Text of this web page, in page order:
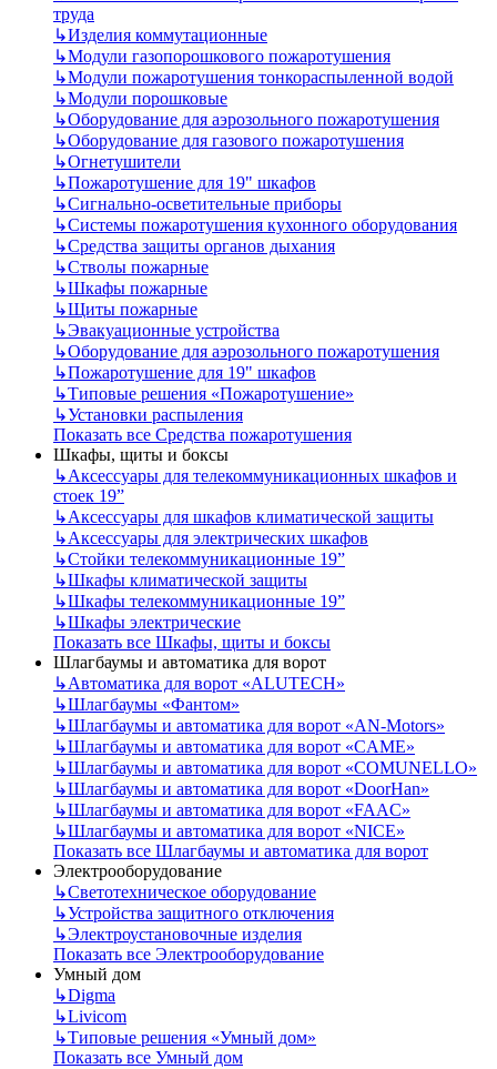
труда
↳Изделия коммутационные
↳Модули газопорошкового пожаротушения
↳Модули пожаротушения тонкораспыленной водой
↳Модули порошковые
↳Оборудование для аэрозольного пожаротушения
↳Оборудование для газового пожаротушения
↳Огнетушители
↳Пожаротушение для 19" шкафов
↳Сигнально-осветительные приборы
↳Системы пожаротушения кухонного оборудования
↳Средства защиты органов дыхания
↳Стволы пожарные
↳Шкафы пожарные
↳Щиты пожарные
↳Эвакуационные устройства
↳Оборудование для аэрозольного пожаротушения
↳Пожаротушение для 19" шкафов
↳Типовые решения «Пожаротушение»
↳Установки распыления
Показать все Средства пожаротушения
Шкафы, щиты и боксы
↳Аксессуары для телекоммуникационных шкафов и
стоек 19”
↳Аксессуары для шкафов климатической защиты
↳Аксессуары для электрических шкафов
↳Стойки телекоммуникационные 19”
↳Шкафы климатической защиты
↳Шкафы телекоммуникационные 19”
↳Шкафы электрические
Показать все Шкафы, щиты и боксы
Шлагбаумы и автоматика для ворот
↳Автоматика для ворот «ALUTECH»
↳Шлагбаумы «Фантом»
↳Шлагбаумы и автоматика для ворот «AN-Motors»
↳Шлагбаумы и автоматика для ворот «CAME»
↳Шлагбаумы и автоматика для ворот «COMUNELLO»
↳Шлагбаумы и автоматика для ворот «DoorHan»
↳Шлагбаумы и автоматика для ворот «FAAC»
↳Шлагбаумы и автоматика для ворот «NICE»
Показать все Шлагбаумы и автоматика для ворот
Электрооборудование
↳Светотехническое оборудование
↳Устройства защитного отключения
↳Электроустановочные изделия
Показать все Электрооборудование
Умный дом
↳Digma
↳Livicom
↳Типовые решения «Умный дом»
Показать все Умный дом